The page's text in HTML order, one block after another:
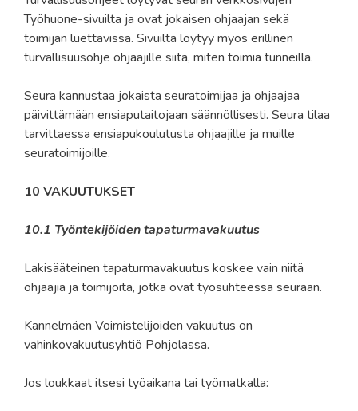
Työhuone-sivuilta ja ovat jokaisen ohjaajan sekä
toimijan luettavissa. Sivuilta löytyy myös erillinen
turvallisuusohje ohjaajille siitä, miten toimia tunneilla.
Seura kannustaa jokaista seuratoimijaa ja ohjaajaa
päivittämään ensiaputaitojaan säännöllisesti. Seura tilaa
tarvittaessa ensiapukoulutusta ohjaajille ja muille
seuratoimijoille.
10 VAKUUTUKSET
10.1 Työntekijöiden tapaturmavakuutus
Lakisääteinen tapaturmavakuutus koskee vain niitä
ohjaajia ja toimijoita, jotka ovat työsuhteessa seuraan.
Kannelmäen Voimistelijoiden vakuutus on
vahinkovakuutusyhtiö Pohjolassa.
Jos loukkaat itsesi työaikana tai työmatkalla: